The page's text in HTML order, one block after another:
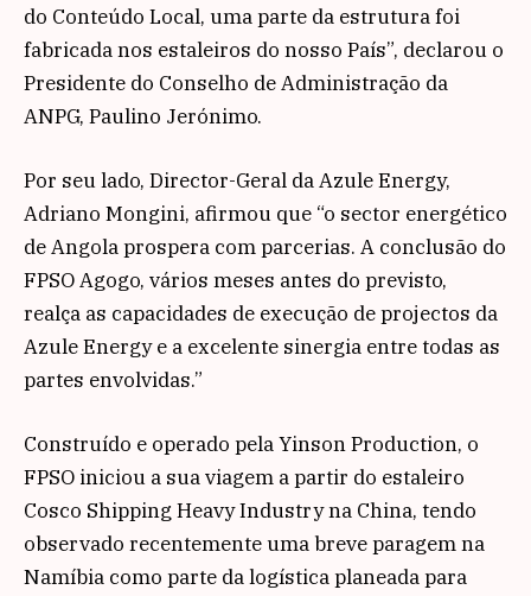
do Conteúdo Local, uma parte da estrutura foi
fabricada nos estaleiros do nosso País”, declarou o
Presidente do Conselho de Administração da
ANPG, Paulino Jerónimo.
Por seu lado, Director-Geral da Azule Energy,
Adriano Mongini, afirmou que “o sector energético
de Angola prospera com parcerias. A conclusão do
FPSO Agogo, vários meses antes do previsto,
realça as capacidades de execução de projectos da
Azule Energy e a excelente sinergia entre todas as
partes envolvidas.”
Construído e operado pela Yinson Production, o
FPSO iniciou a sua viagem a partir do estaleiro
Cosco Shipping Heavy Industry na China, tendo
observado recentemente uma breve paragem na
Namíbia como parte da logística planeada para